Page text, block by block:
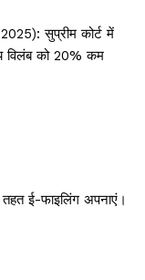
सुप्रीम कोर्ट में
विलंब को 20% कम
ई-फाइलिंग अपनाएं।